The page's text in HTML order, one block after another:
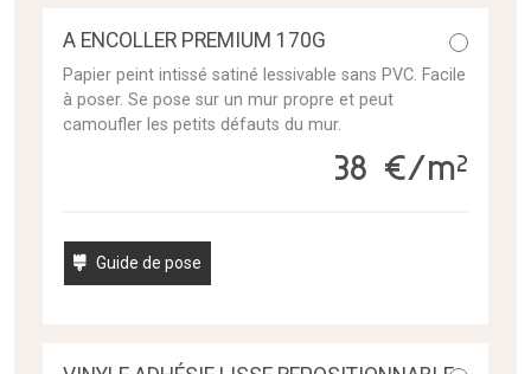
A ENCOLLER PREMIUM 170G
Papier peint intissé satiné lessivable sans PVC. Facile
à poser. Se pose sur un mur propre et peut
camoufler les petits défauts du mur.
38 €/m²
Guide de pose